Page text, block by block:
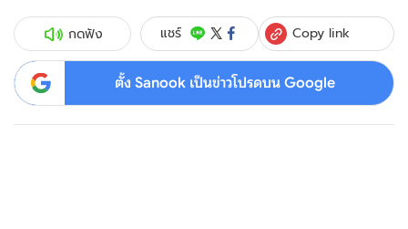
กดฟัง แชร์ Copy link
ตั้ง Sanook เป็นข่าวโปรดบน Google